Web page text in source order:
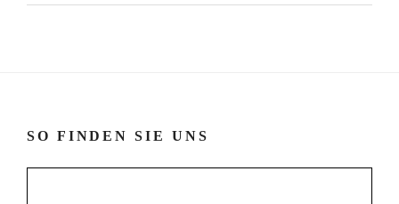
SO FINDEN SIE UNS